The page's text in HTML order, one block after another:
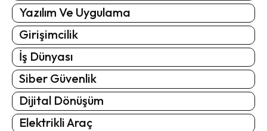
Yazılım Ve Uygulama
Girişimcilik
İş Dünyası
Siber Güvenlik
Dijital Dönüşüm
Elektrikli Araç